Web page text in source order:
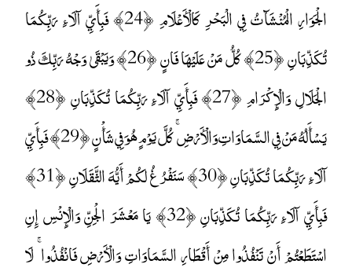
الْجَوَارِ الْمُنْشَآتُ فِي الْبَحْرِ كَالْأَعْلَامِ ﴿24﴾ فَبِأَيِّ آلَاءِ رَبِّكُمَا
تُكَذِّبَانِ ﴿25﴾ كُلُّ مَنْ عَلَيْهَا فَانٍ ﴿26﴾ وَيَبْقَىٰ وَجْهُ رَبِّكَ ذُو
الْجَلَالِ وَالْإِكْرَامِ ﴿27﴾ فَبِأَيِّ آلَاءِ رَبِّكُمَا تُكَذِّبَانِ ﴿28﴾
يَسْأَلُهُ مَنْ فِي السَّمَاوَاتِ وَالْأَرْضِ ۚ كُلَّ يَوْمٍ هُوَ فِي شَأْنٍ ﴿29﴾ فَبِأَيِّ
آلَاءِ رَبِّكُمَا تُكَذِّبَانِ ﴿30﴾ سَنَفْرُغُ لَكُمْ أَيُّهَ الثَّقَلَانِ ﴿31﴾
فَبِأَيِّ آلَاءِ رَبِّكُمَا تُكَذِّبَانِ ﴿32﴾ يَا مَعْشَرَ الْجِنِّ وَالْإِنْسِ إِنِ
اسْتَطَعْتُمْ أَنْ تَنْفُذُوا مِنْ أَقْطَارِ السَّمَاوَاتِ وَالْأَرْضِ فَانْفُذُوا ۚ لَا